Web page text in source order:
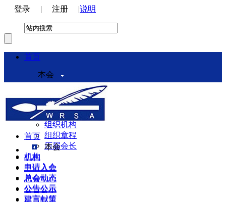
登录 | 注册 |说明
首页
本会
本会介绍
领导机构
理事会
组织机构
组织章程
历届会长
机构
申请入会
总会动态
公告公示
建言献策
首页
本会
机构
申请入会
总会动态
公告公示
建言献策